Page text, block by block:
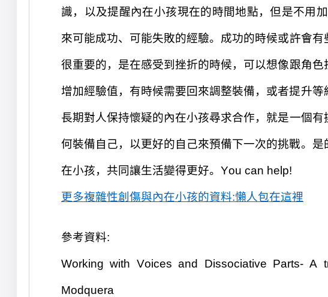
識，以及提醒內在小孩現在的時間地點，但是不用
來可能成功、可能失敗的經驗。 成功的時候或許會有
很重要的，是在感受到挫折的時候，可以想像跟角
增加經驗值，有時候需要回來調整裝備，或者提升等
長期對人保持懷疑的內在小孩尋求合作，就是一個有
何裝備自己，以更好的自己來預備下一次的挑戰。 是
在小孩，共同讓生活變得更好。You can help!
更多複雜性創傷與內在小孩的資料:懶人包在這裡
參考資料:
Working with Voices and Dissociative Parts- A
Modquera